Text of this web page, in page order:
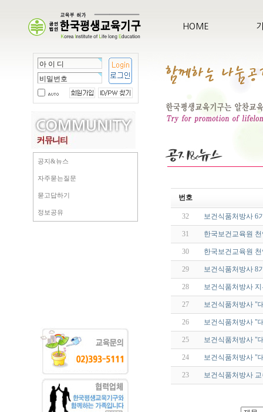
HOME
공지&뉴스
자주묻는질문
묻고답하기
정보공유
번호
32 보건식품처방사 6
31 한국보건교육원
30 한국보건교육원
29 보건식품처방사 8
28 보건식품처방사
27 보건식품처방사 "
26 보건식품처방사 "
25 보건식품처방사 "
24 보건식품처방사 "
23 보건식품처방사